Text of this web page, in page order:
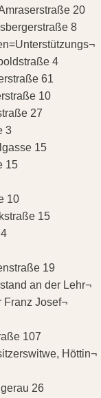
20
8
4
61
10
27
3
15
15
10
15
19
an der Lehr¬
Franz Josef¬
107
Höttin¬
26